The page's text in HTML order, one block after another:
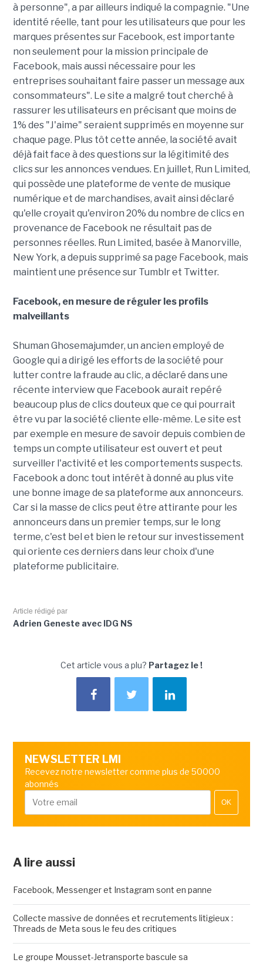
à personne", a par ailleurs indiqué la compagnie. "Une
identité réelle, tant pour les utilisateurs que pour les
marques présentes sur Facebook, est importante
non seulement pour la mission principale de
Facebook, mais aussi nécessaire pour les
entreprises souhaitant faire passer un message aux
consommateurs". Le site a malgré tout cherché à
rassurer les utilisateurs en précisant que moins de
1% des "J'aime" seraient supprimés en moyenne sur
chaque page. Plus tôt cette année, la société avait
déjà fait face à des questions sur la légitimité des
clics sur les annonces vendues. En juillet, Run Limited,
qui possède une plateforme de vente de musique
numérique et de marchandises, avait ainsi déclaré
qu'elle croyait qu'environ 20% du nombre de clics en
provenance de Facebook ne résultait pas de
personnes réelles. Run Limited, basée à Manorville,
New York, a depuis supprimé sa page Facebook, mais
maintient une présence sur Tumblr et Twitter.
Facebook, en mesure de réguler les profils
malveillants
Shuman Ghosemajumder, un ancien employé de
Google qui a dirigé les efforts de la société pour
lutter contre la fraude au clic, a déclaré dans une
récente interview que Facebook aurait repéré
beaucoup plus de clics douteux que ce qui pourrait
être vu par la société cliente elle-même. Le site est
par exemple en mesure de savoir depuis combien de
temps un compte utilisateur est ouvert et peut
surveiller l'activité et les comportements suspects.
Facebook a donc tout intérêt à donné au plus vite
une bonne image de sa plateforme aux annonceurs.
Car si la masse de clics peut être attirante pour les
annonceurs dans un premier temps, sur le long
terme, c'est bel et bien le retour sur investissement
qui oriente ces derniers dans leur choix d'une
plateforme publicitaire.
Article rédigé par
Adrien Geneste avec IDG NS
Cet article vous a plu? Partagez le !
NEWSLETTER LMI
Recevez notre newsletter comme plus de 50000
abonnés
OK
A lire aussi
Facebook, Messenger et Instagram sont en panne
Collecte massive de données et recrutements litigieux :
Threads de Meta sous le feu des critiques
Le groupe Mousset-Jetransporte bascule sa